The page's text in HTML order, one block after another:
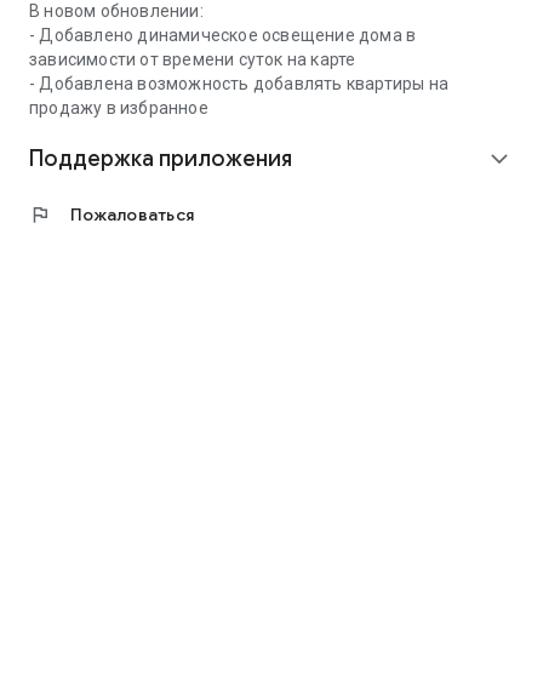
В новом обновлении:
- Добавлено динамическое освещение дома в
зависимости от времени суток на карте
- Добавлена возможность добавлять квартиры на
продажу в избранное
Поддержка приложения expand_more
flag Пожаловаться